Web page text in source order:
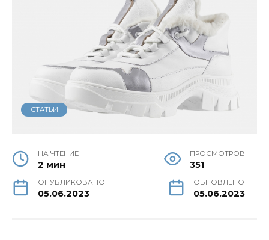
СТАТЬИ
НА ЧТЕНИЕ
2 мин
ПРОСМОТРОВ
351
ОПУБЛИКОВАНО
05.06.2023
ОБНОВЛЕНО
05.06.2023